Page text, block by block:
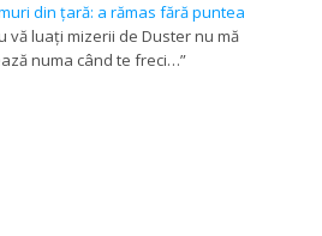
din țară: a rămas fără puntea
vă luați mizerii de Duster nu mă
numa când te freci…”